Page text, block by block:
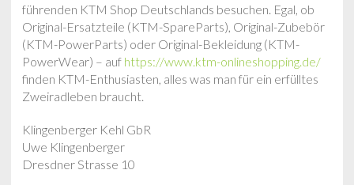
führenden KTM Shop Deutschlands besuchen. Egal, ob
Original-Ersatzteile (KTM-SpareParts), Original-Zubebör
(KTM-PowerParts) oder Original-Bekleidung (KTM-
PowerWear) – auf https://www.ktm-onlineshopping.de/
finden KTM-Enthusiasten, alles was man für ein erfülltes
Zweiradleben braucht.
Klingenberger Kehl GbR
Uwe Klingenberger
Dresdner Strasse 10